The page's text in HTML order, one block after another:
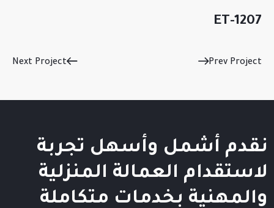
ET-1207
Prev Project
Next Project
نقدم أشمل وأسهل تجربة
لاستقدام العمالة المنزلية
والمهنية بخدمات متكاملة